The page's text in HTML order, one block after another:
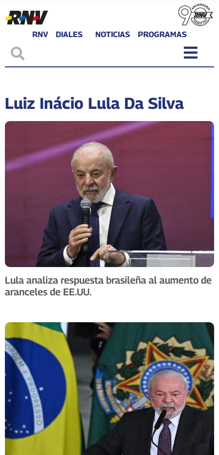
RNV DIALES NOTICIAS PROGRAMAS
Luiz Inácio Lula Da Silva
Lula analiza respuesta brasileña al aumento de
aranceles de EE.UU.